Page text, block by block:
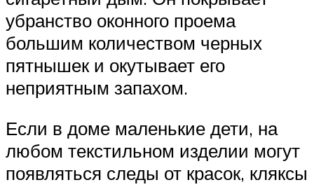
убранство оконного проема
большим количеством черных
пятнышек и окутывает его
неприятным запахом.
Если в доме маленькие дети, на
любом текстильном изделии могут
появляться следы от красок, кляксы